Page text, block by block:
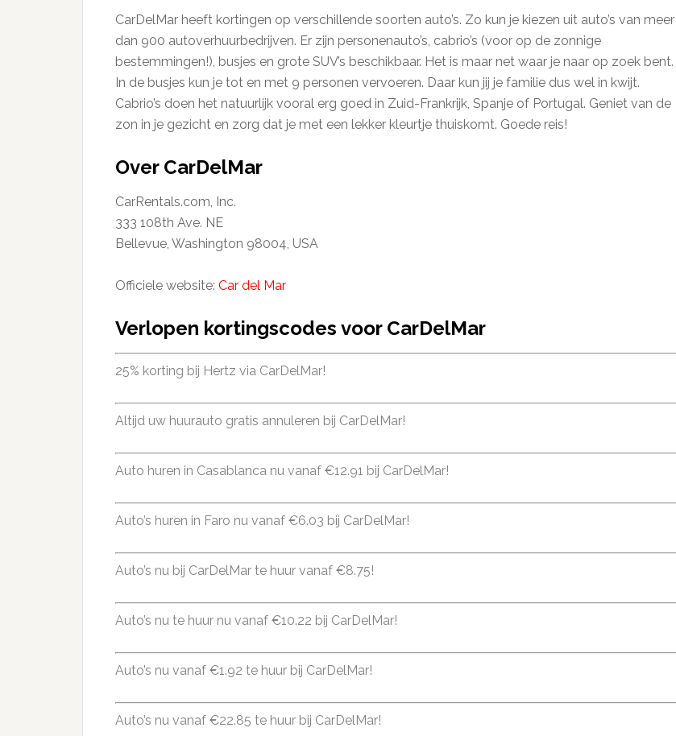
CarDelMar heeft kortingen op verschillende soorten auto’s. Zo kun je kiezen uit auto’s van meer
dan 900 autoverhuurbedrijven. Er zijn personenauto’s, cabrio’s (voor op de zonnige
bestemmingen!), busjes en grote SUV’s beschikbaar. Het is maar net waar je naar op zoek bent.
In de busjes kun je tot en met 9 personen vervoeren. Daar kun jij je familie dus wel in kwijt.
Cabrio’s doen het natuurlijk vooral erg goed in Zuid-Frankrijk, Spanje of Portugal. Geniet van de
zon in je gezicht en zorg dat je met een lekker kleurtje thuiskomt. Goede reis!
Over CarDelMar
CarRentals.com, Inc.
333 108th Ave. NE
Bellevue, Washington 98004, USA
Officiele website: Car del Mar
Verlopen kortingscodes voor CarDelMar
25% korting bij Hertz via CarDelMar!
Altijd uw huurauto gratis annuleren bij CarDelMar!
Auto huren in Casablanca nu vanaf €12.91 bij CarDelMar!
Auto’s huren in Faro nu vanaf €6.03 bij CarDelMar!
Auto’s nu bij CarDelMar te huur vanaf €8.75!
Auto’s nu te huur nu vanaf €10.22 bij CarDelMar!
Auto’s nu vanaf €1.92 te huur bij CarDelMar!
Auto’s nu vanaf €22.85 te huur bij CarDelMar!